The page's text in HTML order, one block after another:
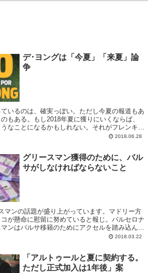
デ･ヨングは「今夏」「来夏」論
争
いるのは、確実っぽい。ただし今夏の報道もあ
もある。もし2018年夏に獲りにいくならば、
なことになるかもしれない。それがフレンキ
2018.06.28
グリースマン獲得のために、バル
サがしなければならないこと
マンの話題が盛り上がっています。マドリー方
が懸命に慰留に努めていると報じ。バルセロナ
ンはバルサ移籍のためにアクセルを踏み込んだ
リースマンをスカッドに加え、銀河系路線を強化
2018.03.22
「アルトゥールと夏に契約する。
ただし正式加入は1年後」案